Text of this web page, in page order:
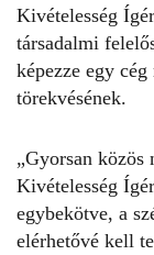
Kivételesség
társadalmi
képezze egy cég
törekvésének.
„Gyorsan közös
Kivételesség
egybekötve, a
elérhetővé kell